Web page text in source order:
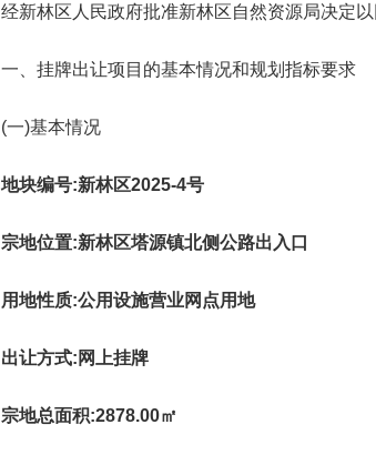
经新林区人民政府批准新林区自然资源局决定
一、挂牌出让项目的基本情况和规划指标要求
(一)基本情况
地块编号:新林区2025-4号
宗地位置:新林区塔源镇北侧公路出入口
用地性质:公用设施营业网点用地
出让方式:网上挂牌
宗地总面积:2878.00㎡